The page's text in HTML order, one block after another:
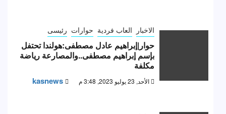
الاخبار العاب فردية حوارات رئيسى
حوار|إبراهيم عادل مصطفى:هولندا تحتفل
بإسم إبراهيم مصطفى..والمصارعة رياضة
مكلفة
الأحد, 23 يوليو 2023, 3:48 م kasnews